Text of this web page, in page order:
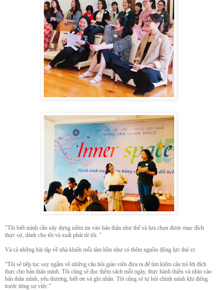
"Tôi biết mình cần xây dựng niềm tin vào bản thân như thế và lựa chọn được mục đích
thực sự, dành cho tôi và xuất phát từ tôi. "
Và cả những bài tập về nhà khiến mỗi tâm hồn như có thêm nguồn động lực thú vị:
“Tôi sẽ tiếp tục suy ngẫm về những câu hỏi giáo viên đưa ra để tìm kiếm câu trả lời đích
thực cho bản thân mình. Tôi cũng sẽ đọc thêm sách mỗi ngày, thực hành thiền và nhìn vào
bản thân mình, yêu thương, biết ơn và ghi nhận. Tôi cũng sẽ tự hỏi chính mình khi đứng
trước từng sự việc.”